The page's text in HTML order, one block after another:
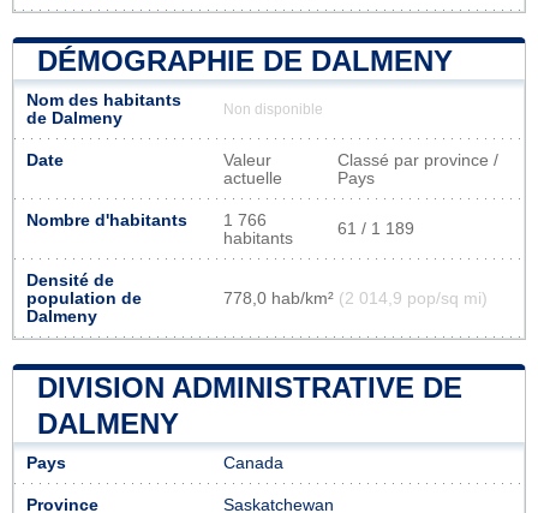
DÉMOGRAPHIE DE DALMENY
Nom des habitants
de Dalmeny
Non disponible
Date
Valeur
actuelle
Classé par province /
Pays
Nombre d'habitants
1 766
habitants
61 / 1 189
Densité de
population de
Dalmeny
778,0 hab/km² (2 014,9 pop/sq mi)
DIVISION ADMINISTRATIVE DE
DALMENY
Pays Canada
Province Saskatchewan